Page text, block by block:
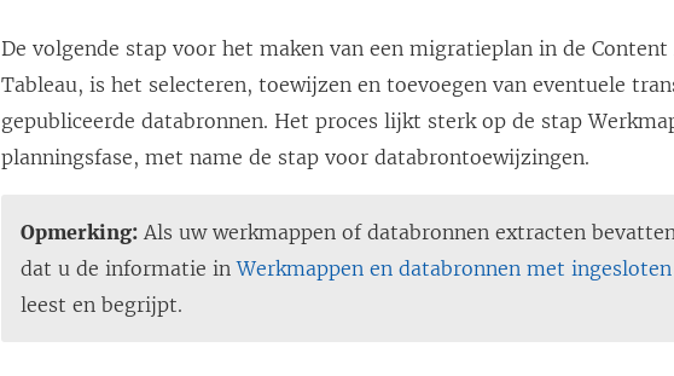
De volgende stap voor het maken van een migratieplan in de
Tableau, is het selecteren, toewijzen en toevoegen van eventuele
gepubliceerde databronnen. Het proces lijkt sterk op de stap
planningsfase, met name de stap voor databrontoewijzingen.
Opmerking: Als uw werkmappen of databronnen extracten
dat u de informatie inWerkmappen en databronnen met
leest en begrijpt.